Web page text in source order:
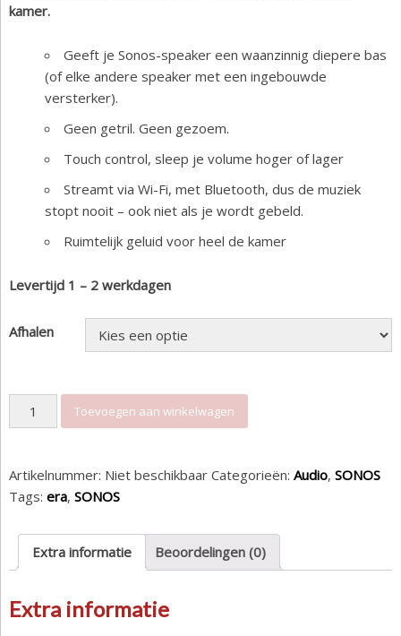
kamer.
Geeft je Sonos-speaker een waanzinnig diepere bas
(of elke andere speaker met een ingebouwde
versterker).
Geen getril. Geen gezoem.
Touch control, sleep je volume hoger of lager
Streamt via Wi-Fi, met Bluetooth, dus de muziek
stopt nooit – ook niet als je wordt gebeld.
Ruimtelijk geluid voor heel de kamer
Levertijd 1 – 2 werkdagen
Afhalen
SONOS: Era 300 aantal
Toevoegen aan winkelwagen
Artikelnummer: Niet beschikbaar Categorieën: Audio, SONOS
Tags: era, SONOS
Extra informatie Beoordelingen (0)
Extra informatie